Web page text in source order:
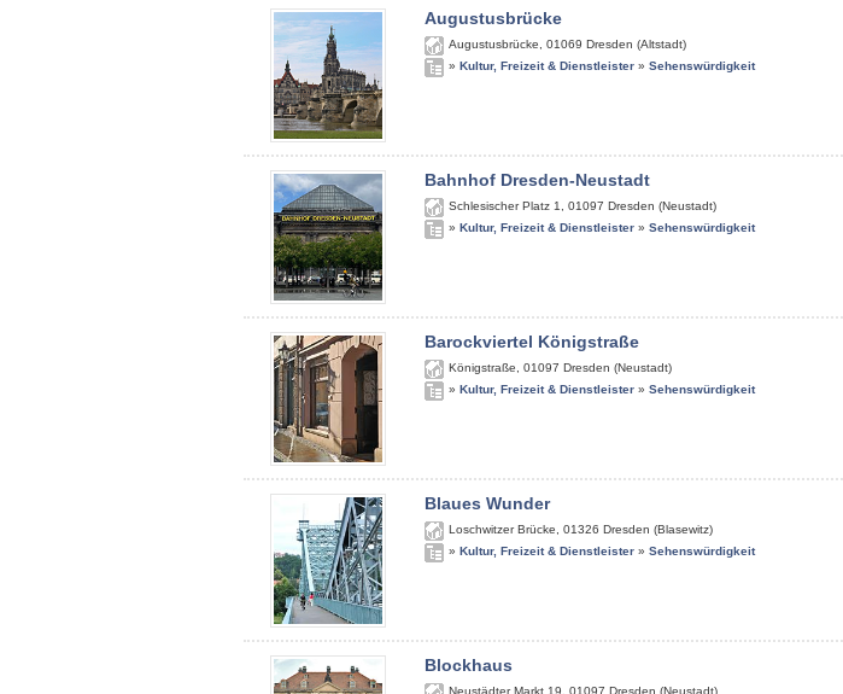
Augustusbrücke
Augustusbrücke 01069 Dresden (Altstadt)
» Kultur, Freizeit & Dienstleister » Sehenswürdigkeit
Bahnhof Dresden-Neustadt
Schlesischer Platz 1 01097 Dresden (Neustadt)
» Kultur, Freizeit & Dienstleister » Sehenswürdigkeit
Barockviertel Königstraße
Königstraße 01097 Dresden (Neustadt)
» Kultur, Freizeit & Dienstleister » Sehenswürdigkeit
Blaues Wunder
Loschwitzer Brücke 01326 Dresden (Blasewitz)
» Kultur, Freizeit & Dienstleister » Sehenswürdigkeit
Blockhaus
Neustädter Markt 19 01097 Dresden (Neustadt)